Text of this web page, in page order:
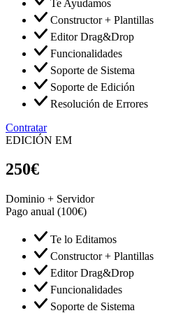
Te Ayudamos
Constructor + Plantillas
Editor Drag&Drop
Funcionalidades
Soporte de Sistema
Soporte de Edición
Resolución de Errores
Contratar
EDICIÓN EM
250€
Dominio + Servidor
Pago anual (100€)
Te lo Editamos
Constructor + Plantillas
Editor Drag&Drop
Funcionalidades
Soporte de Sistema